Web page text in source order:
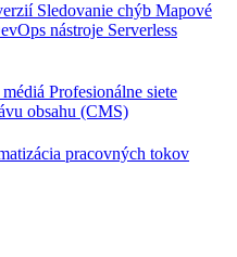
Sledovanie chýb Mapové
nástroje Serverless
Profesionálne siete
obsahu (CMS)
pracovných tokov